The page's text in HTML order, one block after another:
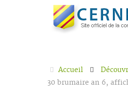
Accueil
30 brumaire an 6,